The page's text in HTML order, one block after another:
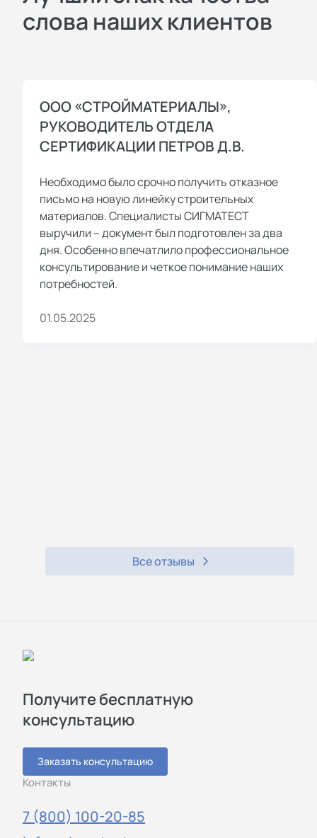
слова наших клиентов
ООО «СТРОЙМАТЕРИАЛЫ»,
РУКОВОДИТЕЛЬ ОТДЕЛА
СЕРТИФИКАЦИИ ПЕТРОВ Д.В.
Необходимо было срочно получить отказное
письмо на новую линейку строительных
материалов. Специалисты СИГМАТЕСТ
выручили – документ был подготовлен за два
дня. Особенно впечатлило профессиональное
консультирование и четкое понимание наших
потребностей.
01.05.2025
Все отзывы
Получите бесплатную
консультацию
Заказать консультацию
Контакты
7 (800) 100-20-85